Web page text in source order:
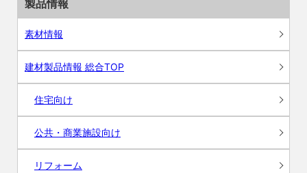
製品情報
素材情報
建材製品情報 総合TOP
住宅向け
公共・商業施設向け
リフォーム